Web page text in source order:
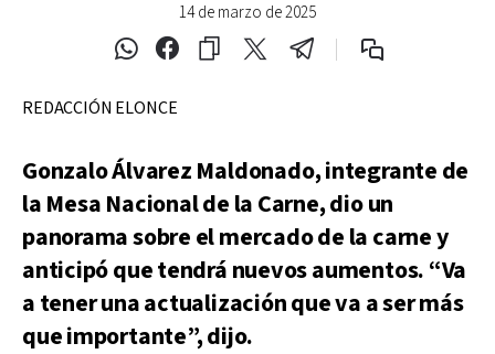
14 de marzo de 2025
REDACCIÓN ELONCE
Gonzalo Álvarez Maldonado, integrante de
la Mesa Nacional de la Carne, dio un
panorama sobre el mercado de la carne y
anticipó que tendrá nuevos aumentos. “Va
a tener una actualización que va a ser más
que importante”, dijo.